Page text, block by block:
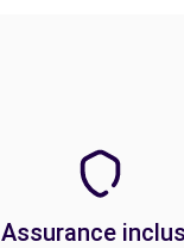
Assurance